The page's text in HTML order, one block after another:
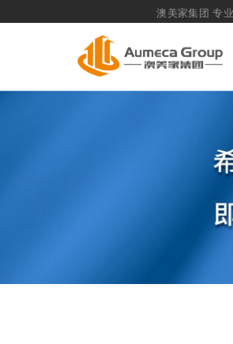
移民百科资讯
澳美家集团 专业化一站式